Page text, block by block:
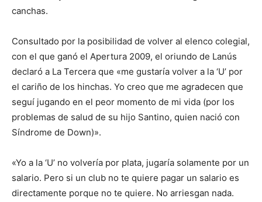
canchas.
Consultado por la posibilidad de volver al elenco colegial,
con el que ganó el Apertura 2009, el oriundo de Lanús
declaró a La Tercera que «me gustaría volver a la ‘U’ por
el cariño de los hinchas. Yo creo que me agradecen que
seguí jugando en el peor momento de mi vida (por los
problemas de salud de su hijo Santino, quien nació con
Síndrome de Down)».
«Yo a la ‘U’ no volvería por plata, jugaría solamente por un
salario. Pero si un club no te quiere pagar un salario es
directamente porque no te quiere. No arriesgan nada.